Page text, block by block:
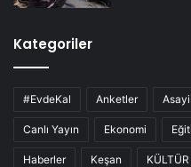
Kategoriler
#EvdeKal Anketler
Canlı Yayın Ekonomi
Haberler Keşan KÜLTÜR